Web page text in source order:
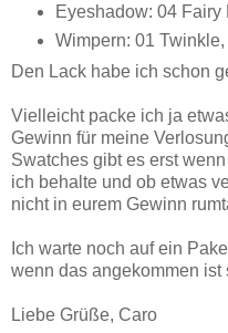
Eyeshadow: 04 Fairy
Wimpern: 01
Den Lack habe ich schon
Vielleicht packe ich ja
Gewinn für meine
Swatches gibt es erst
ich behalte und ob etwas
nicht in eurem Gewinn
Ich warte noch auf ein
wenn das angekommen ist
Liebe Grüße, Caro